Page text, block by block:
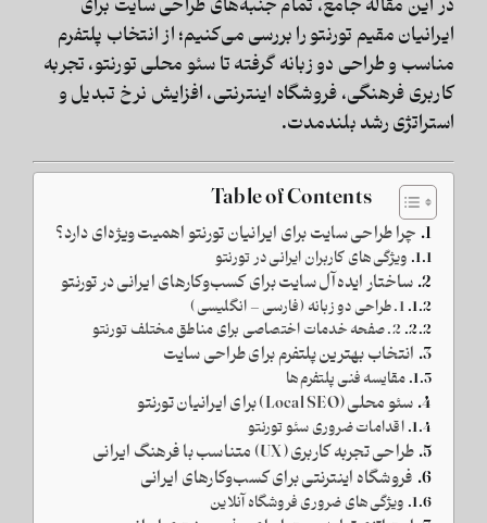
در این مقاله جامع، تمام جنبه‌های طراحی سایت برای
ایرانیان مقیم تورنتو را بررسی می‌کنیم؛ از انتخاب پلتفرم
مناسب و طراحی دو زبانه گرفته تا سئو محلی تورنتو، تجربه
کاربری فرهنگی، فروشگاه اینترنتی، افزایش نرخ تبدیل و
استراتژی رشد بلندمدت.
Table of Contents
چرا طراحی سایت برای ایرانیان تورنتو اهمیت ویژه‌ای دارد؟
ویژگی‌های کاربران ایرانی در تورنتو
ساختار ایده‌آل سایت برای کسب‌وکارهای ایرانی در تورنتو
1. طراحی دو زبانه (فارسی – انگلیسی)
2. صفحه خدمات اختصاصی برای مناطق مختلف تورنتو
انتخاب بهترین پلتفرم برای طراحی سایت
مقایسه فنی پلتفرم‌ها
سئو محلی (Local SEO) برای ایرانیان تورنتو
اقدامات ضروری سئو تورنتو
طراحی تجربه کاربری (UX) متناسب با فرهنگ ایرانی
فروشگاه اینترنتی برای کسب‌وکارهای ایرانی
ویژگی‌های ضروری فروشگاه آنلاین